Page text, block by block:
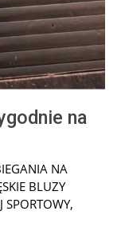
na
NA
BLUZY
SPORTOWY,